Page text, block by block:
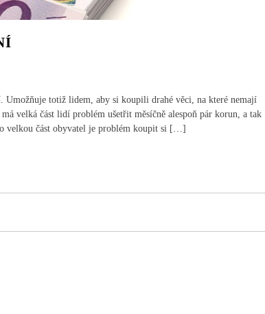
Umožňuje totiž lidem, aby si koupili drahé věci, na které nemají
velká část lidí problém ušetřit měsíčně alespoň pár korun, a tak
velkou část obyvatel je problém koupit si […]